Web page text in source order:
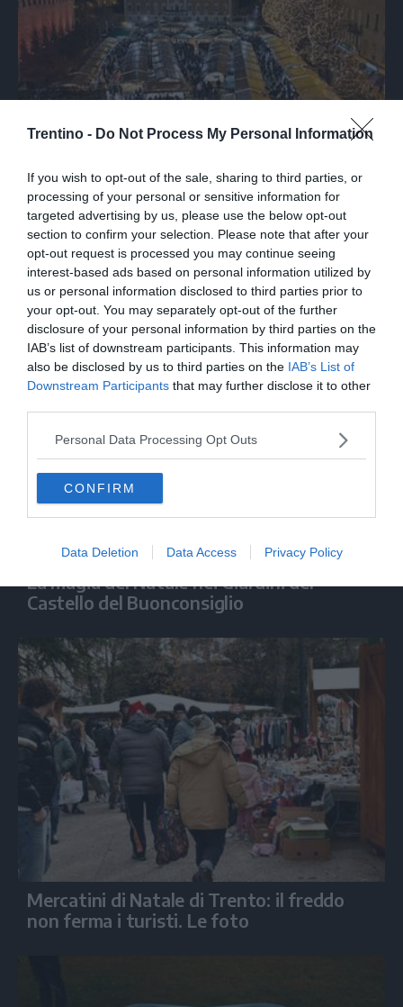
Trentino - Do Not Process My Personal Information
If you wish to opt-out of the sale, sharing to third parties, or
processing of your personal or sensitive information for
targeted advertising by us, please use the below opt-out
section to confirm your selection. Please note that after your
opt-out request is processed you may continue seeing
interest-based ads based on personal information utilized by
us or personal information disclosed to third parties prior to
your opt-out. You may separately opt-out of the further
disclosure of your personal information by third parties on the
IAB’s list of downstream participants. This information may
also be disclosed by us to third parties on the IAB’s List of
Downstream Participants that may further disclose it to other
Personal Data Processing Opt Outs
CONFIRM
Data Deletion Data Access Privacy Policy
L'EVENTO
Mercatini di Natale di Trento inaugurati:
grande entusiasmo e tanta gente in città.
Le foto
GALLERY
La magia del Natale nei Giardini del
Castello del Buonconsiglio
Mercatini di Natale di Trento: il freddo
non ferma i turisti. Le foto